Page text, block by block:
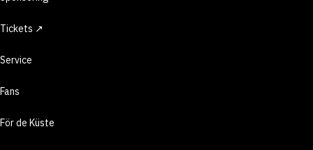
Tickets ↗
Service
Fans
För de Küste